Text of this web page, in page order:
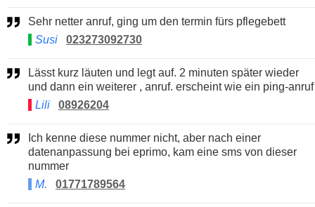
Sehr netter anruf, ging um den termin fürs pflegebett
Susi
023273092730
Lässt kurz läuten und legt auf. 2 minuten später wieder
und dann ein weiterer , anruf. erscheint wie ein ping-anruf
Lili
08926204
datenanpassung bei eprimo, kam eine sms von dieser
nummer
M.
01771789564